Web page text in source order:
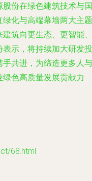
份在绿色建筑技术与国
化与高端幕墙两大主题
筑向更生态、更智能、
示，将持续加大研发投
共进，为缔造更多人与
色高质量发展贡献力
68.html